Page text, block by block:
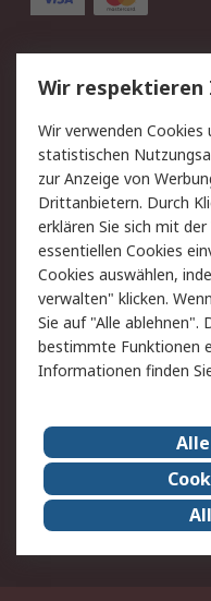
Service
Value Added
Rücksendungen
Hilfe
Rechtliches
AGB
Cookie-Richtlinie
Copyright/
Karriere bei RS
Qualität/Umwelt/
Event-Center
Wir
Wir verwenden Cookies
statistischen
zur Anzeige von
Drittanbietern. Durch
erklären Sie sich mit
essentiellen Cookies
Cookies auswählen,
verwalten" klicken.
Sie auf "Alle ablehnen".
bestimmte Funktionen
Informationen finden